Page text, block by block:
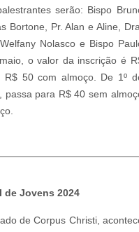
serão: Bispo
Bortone, Pr. Alan e Aline, Dra.
Nolasco e Bispo
o valor da inscrição é
R$ 50 com almoço. De 1º
passa para R$ 40 sem
de Jovens 2024
de Corpus Christi,